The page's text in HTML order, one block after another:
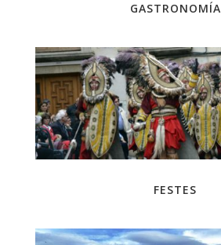
GASTRONOMÍA
FESTES